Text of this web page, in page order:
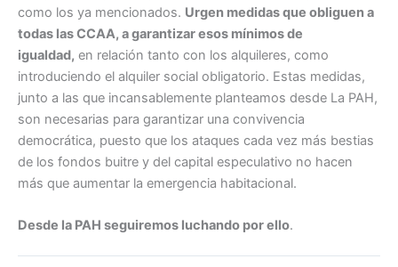
como los ya mencionados. Urgen medidas que obliguen a
todas las CCAA, a garantizar esos mínimos de
igualdad, en relación tanto con los alquileres, como
introduciendo el alquiler social obligatorio. Estas medidas,
junto a las que incansablemente planteamos desde La PAH,
son necesarias para garantizar una convivencia
democrática, puesto que los ataques cada vez más bestias
de los fondos buitre y del capital especulativo no hacen
más que aumentar la emergencia habitacional.
Desde la PAH seguiremos luchando por ello.